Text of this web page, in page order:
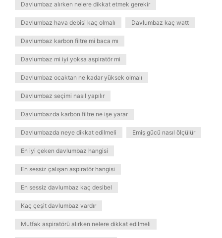
Davlumbaz alırken nelere dikkat etmek gerekir
Davlumbaz hava debisi kaç olmalı Davlumbaz kaç watt
Davlumbaz karbon filtre mi baca mı
Davlumbaz mi iyi yoksa aspiratör mi
Davlumbaz ocaktan ne kadar yüksek olmalı
Davlumbaz seçimi nasıl yapılır
Davlumbazda karbon filtre ne işe yarar
Davlumbazda neye dikkat edilmeli Emiş gücü nasıl ölçülür
En iyi çeken davlumbaz hangisi
En sessiz çalışan aspiratör hangisi
En sessiz davlumbaz kaç desibel
Kaç çeşit davlumbaz vardır
Mutfak aspiratörü alırken nelere dikkat edilmeli